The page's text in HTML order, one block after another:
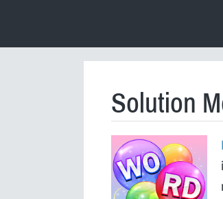
Solution